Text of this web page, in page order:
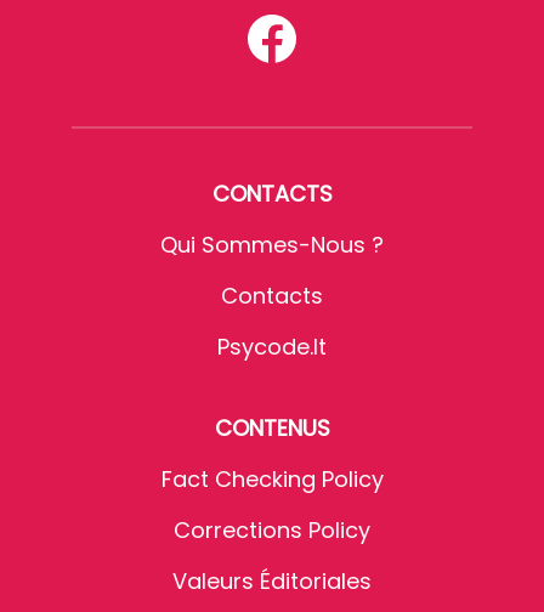
CONTACTS
Qui Sommes-Nous ?
Contacts
Psycode.it
CONTENUS
Fact Checking Policy
Corrections Policy
Valeurs Éditoriales